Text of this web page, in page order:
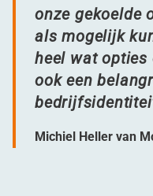
onze gekoelde
als mogelijk
heel wat
ook een
Michiel Heller van